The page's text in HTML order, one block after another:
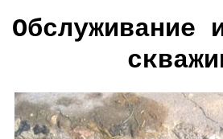
Обслуживание